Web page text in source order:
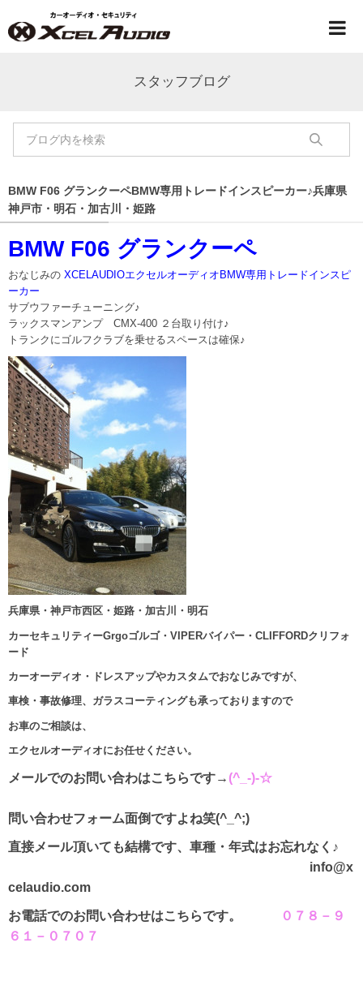
スタッフブログ
BMW F06 グランクーペBMW専用トレードインスピーカー♪兵庫県
神戸市・明石・加古川・姫路
BMW F06 グランクーペ
おなじみの XCELAUDIOエクセルオーディオBMW専用トレードインスピ
ーカー
サブウファーチューニング♪
ラックスマンアンプ CMX-400 ２台取り付け♪
トランクにゴルフクラブを乗せるスペースは確保♪
兵庫県・神戸市西区・姫路・加古川・明石
カーセキュリティーGrgoゴルゴ・VIPERバイパー・CLIFFORDクリフォ
ード
カーオーディオ・ドレスアップやカスタムでおなじみですが、
車検・事故修理、ガラスコーティングも承っておりますので
お車のご相談は、
エクセルオーディオにお任せください。
メールでのお問い合わはこちらです→(^_-)-☆
問い合わせフォーム面倒ですよね笑(^_^;)
直接メール頂いても結構です、車種・年式はお忘れなく♪
info@x
celaudio.com
お電話でのお問い合わせはこちらです。
０７８－９
６１－０７０７